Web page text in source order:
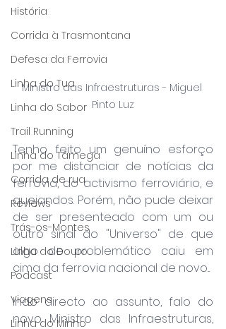
História
Corrida à Trasmontana
Defesa da Ferrovia
Linha do Tua
Linha do Sabor
Trail Running
Linha do Tâmega
Corrida de rua
Reviews
Trás-os-Montes
Linha do Douro
Podcast
Viagens
Linha do Minho
Ministro das Infraestruturas - Miguel
Pinto Luz
Tenho feito um genuíno esforço
por me distanciar de notícias da
ferrovia, do activismo ferroviário, e
quejandos. Porém, não pude deixar
de ser presenteado com um ou
outro sinal do "Universo" de que
algo de problemático caiu em
cima da ferrovia nacional de novo...
Indo directo ao assunto, falo do
novo Ministro das Infraestruturas,